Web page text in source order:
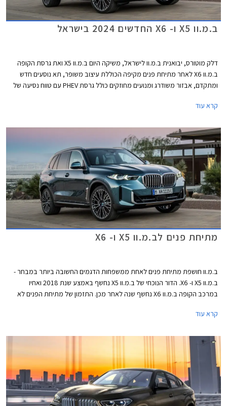
ב.מ.וו X5 ו- X6 החדשים 2024 בישראל
דלק מוטורס, יבואנית ב.מ.וו לישראל, משיקה היום ב.מ.וו X5 ואת גרסת הקופה
ב.מ.וו X6 לאחר מתיחת פנים מקיפה הכוללת עיצוב משופר, תא נוסעים חדש
ומתקדם, אבזור משודרג ומנועים מחוזקים כולל גרסת PHEV עם טווח נסיעה של
קופה, אאודי Q7 ו- Q8, וג'נסיס GV80 אשר קיבל לאחרונה גרסת קופה.
קרא עוד
מתיחת פנים לב.מ.וו X5 ו- X6
ב.מ.וו חושפת מתיחת פנים לאחת ממשפחות הדגמים החשובה ביותר במבחר -
ב.מ.וו X5 ו- X6. הדור הנוכחי של ב.מ.וו X5 נחשף באמצע שנת 2018 ואחיו
במרכב הקופה ב.מ.וו X6 נחשף שנה לאחר מכן. התזמון של מתיחת הפנים לא
המיוצרת במפעל דדונג הסיני אותו מפעילה ב.מ.וו בשיתוף פעולה עם קונצרן
בריליאנס הסיני.
קרא עוד